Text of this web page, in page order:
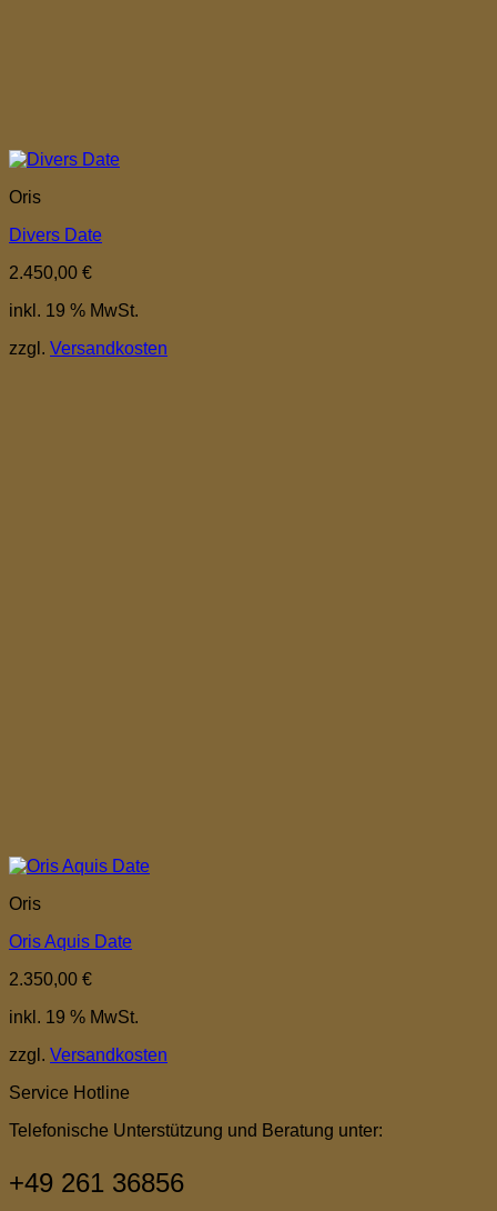
Oris
Divers Date
2.450,00 €
inkl. 19 % MwSt.
zzgl. Versandkosten
Oris
Oris Aquis Date
2.350,00 €
inkl. 19 % MwSt.
zzgl. Versandkosten
Service Hotline
Telefonische Unterstützung und Beratung unter:
+49 261 36856